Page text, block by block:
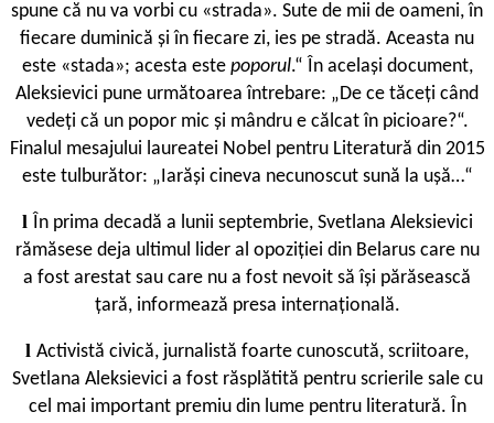
spune că nu va vorbi cu «strada». Sute de mii de oameni, în
fiecare duminică și în fiecare zi, ies pe stradă. Aceasta nu
este «stada»; acesta este poporul.“ În același document,
Aleksievici pune următoarea întrebare: „De ce tăceți când
vedeți că un popor mic și mândru e călcat în picioare?“.
Finalul mesajului laureatei Nobel pentru Literatură din 2015
este tulburător: „Iarăși cineva necunoscut sună la ușă…“
l În prima decadă a lunii septembrie, Svetlana Aleksievici
rămăsese deja ultimul lider al opoziției din Belarus care nu
a fost arestat sau care nu a fost nevoit să își părăsească
țară, informează presa internațională.
l Activistă civică, jurnalistă foarte cunoscută, scriitoare,
Svetlana Aleksievici a fost răsplătită pentru scrierile sale cu
cel mai important premiu din lume pentru literatură. În